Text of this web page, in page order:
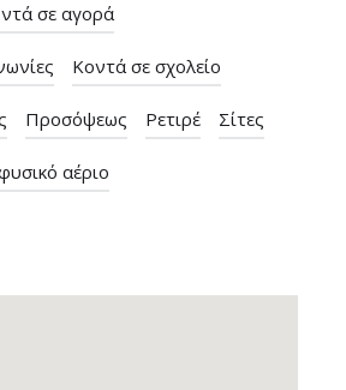
σε αγορά
Κοντά σε σχολείο
Προσόψεως Ρετιρέ Σίτες
αέριο